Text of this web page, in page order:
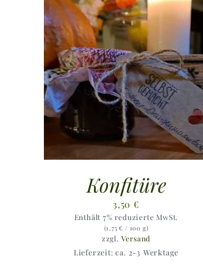
Konfitüre
3,50€
Enthält 7% reduzierte MwSt.
(1,75€ / 100 g)
zzgl. Versand
Lieferzeit: ca. 2-3 Werktage